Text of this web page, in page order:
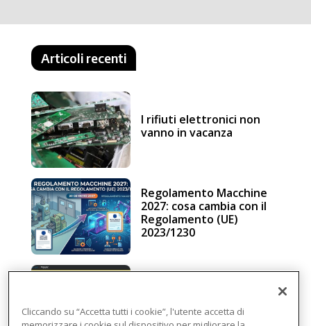
Articoli recenti
I rifiuti elettronici non
vanno in vacanza
Regolamento Macchine
2027: cosa cambia con il
Regolamento (UE)
2023/1230
intelligenza in cloud
Cliccando su “Accetta tutti i cookie”, l'utente accetta di